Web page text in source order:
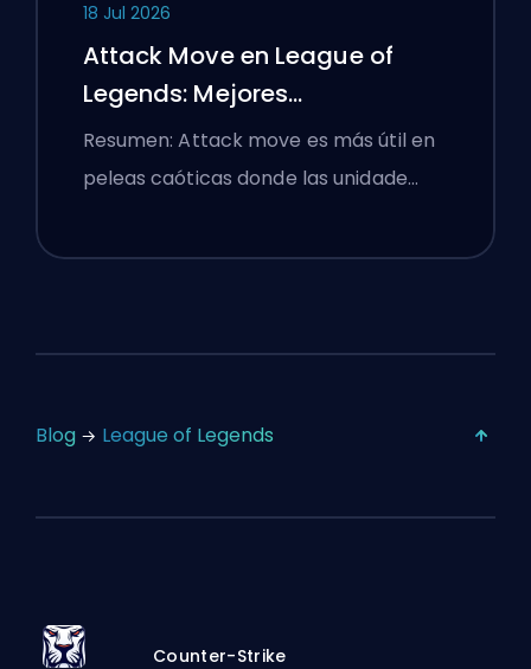
18 Jul 2026
Attack Move en League of
Legends: Mejores
Configuraciones
Resumen: Attack move es más útil en
peleas caóticas donde las unidade…
Blog League of Legends
Counter-Strike